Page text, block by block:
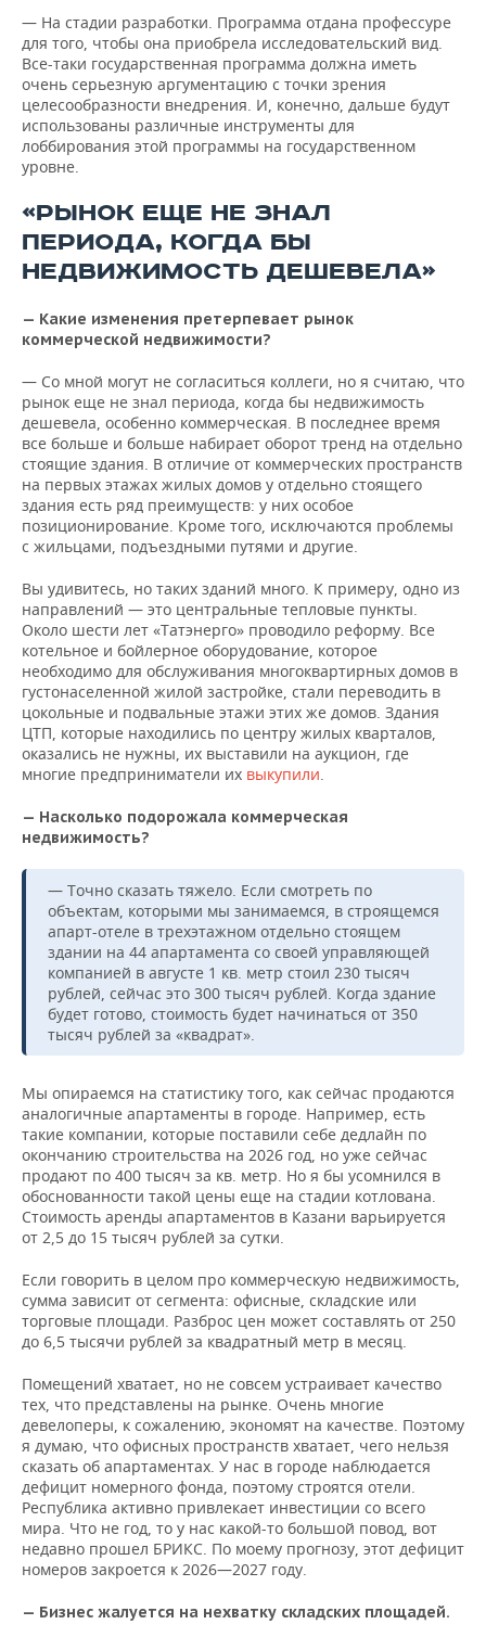
— На стадии разработки. Программа отдана профессуре
для того, чтобы она приобрела исследовательский вид.
Все-таки государственная программа должна иметь
очень серьезную аргументацию с точки зрения
целесообразности внедрения. И, конечно, дальше будут
использованы различные инструменты для
лоббирования этой программы на государственном
уровне.
«РЫНОК ЕЩЕ НЕ ЗНАЛ
ПЕРИОДА, КОГДА БЫ
НЕДВИЖИМОСТЬ ДЕШЕВЕЛА»
— Какие изменения претерпевает рынок
коммерческой недвижимости?
— Со мной могут не согласиться коллеги, но я считаю, что
рынок еще не знал периода, когда бы недвижимость
дешевела, особенно коммерческая. В последнее время
все больше и больше набирает оборот тренд на отдельно
стоящие здания. В отличие от коммерческих пространств
на первых этажах жилых домов у отдельно стоящего
здания есть ряд преимуществ: у них особое
позиционирование. Кроме того, исключаются проблемы
с жильцами, подъездными путями и другие.
Вы удивитесь, но таких зданий много. К примеру, одно из
направлений — это центральные тепловые пункты.
Около шести лет «Татэнерго» проводило реформу. Все
котельное и бойлерное оборудование, которое
необходимо для обслуживания многоквартирных домов в
густонаселенной жилой застройке, стали переводить в
цокольные и подвальные этажи этих же домов. Здания
ЦТП, которые находились по центру жилых кварталов,
оказались не нужны, их выставили на аукцион, где
многие предприниматели их выкупили.
— Насколько подорожала коммерческая
недвижимость?
— Точно сказать тяжело. Если смотреть по
объектам, которыми мы занимаемся, в строящемся
апарт-отеле в трехэтажном отдельно стоящем
здании на 44 апартамента со своей управляющей
компанией в августе 1 кв. метр стоил 230 тысяч
рублей, сейчас это 300 тысяч рублей. Когда здание
будет готово, стоимость будет начинаться от 350
тысяч рублей за «квадрат».
Мы опираемся на статистику того, как сейчас продаются
аналогичные апартаменты в городе. Например, есть
такие компании, которые поставили себе дедлайн по
окончанию строительства на 2026 год, но уже сейчас
продают по 400 тысяч за кв. метр. Но я бы усомнился в
обоснованности такой цены еще на стадии котлована.
Стоимость аренды апартаментов в Казани варьируется
от 2,5 до 15 тысяч рублей за сутки.
Если говорить в целом про коммерческую недвижимость,
сумма зависит от сегмента: офисные, складские или
торговые площади. Разброс цен может составлять от 250
до 6,5 тысячи рублей за квадратный метр в месяц.
Помещений хватает, но не совсем устраивает качество
тех, что представлены на рынке. Очень многие
девелоперы, к сожалению, экономят на качестве. Поэтому
я думаю, что офисных пространств хватает, чего нельзя
сказать об апартаментах. У нас в городе наблюдается
дефицит номерного фонда, поэтому строятся отели.
Республика активно привлекает инвестиции со всего
мира. Что не год, то у нас какой-то большой повод, вот
недавно прошел БРИКС. По моему прогнозу, этот дефицит
номеров закроется к 2026—2027 году.
— Бизнес жалуется на нехватку складских площадей.